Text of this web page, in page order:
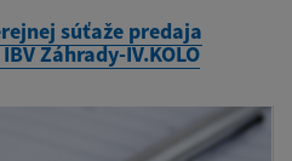
súťaže predaja
Záhrady-IV.KOLO